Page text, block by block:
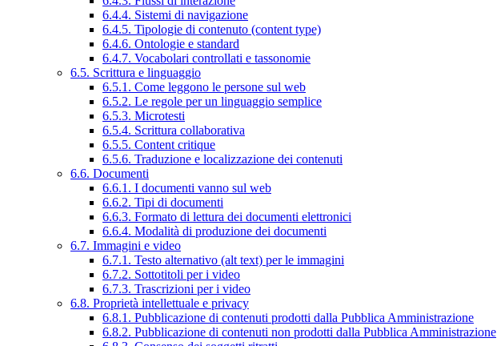
6.4.4. Sistemi di navigazione
6.4.5. Tipologie di contenuto (content type)
6.4.6. Ontologie e standard
6.4.7. Vocabolari controllati e tassonomie
6.5. Scrittura e linguaggio
6.5.1. Come leggono le persone sul web
6.5.2. Le regole per un linguaggio semplice
6.5.3. Microtesti
6.5.4. Scrittura collaborativa
6.5.5. Content critique
6.5.6. Traduzione e localizzazione dei contenuti
6.6. Documenti
6.6.1. I documenti vanno sul web
6.6.2. Tipi di documenti
6.6.3. Formato di lettura dei documenti elettronici
6.6.4. Modalità di produzione dei documenti
6.7. Immagini e video
6.7.1. Testo alternativo (alt text) per le immagini
6.7.2. Sottotitoli per i video
6.7.3. Trascrizioni per i video
6.8. Proprietà intellettuale e privacy
6.8.1. Pubblicazione di contenuti prodotti dalla Pubblica Amministrazione
6.8.2. Pubblicazione di contenuti non prodotti dalla Pubblica Amministrazione